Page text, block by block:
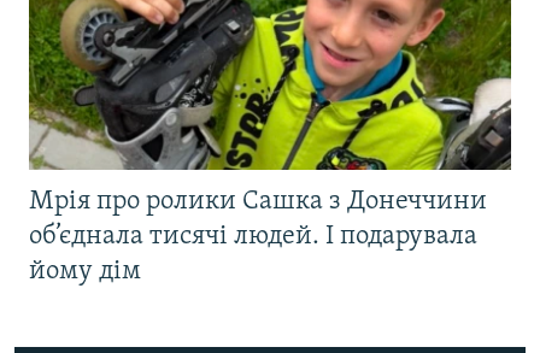
Мрія про ролики Сашка з Донеччини
об’єднала тисячі людей. І подарувала
йому дім